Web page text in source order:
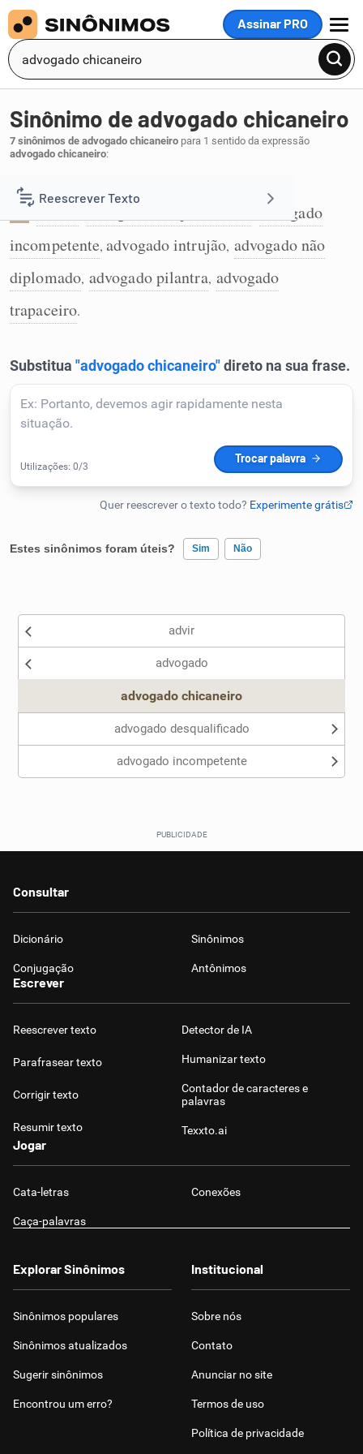
Assinar PRO
MENU
Reescrever Texto
Resumir Texto
Corrigir Texto
Humanizador de IA
Cata-letras
Sinônimo de advogado chicaneiro
7 sinônimos de advogado chicaneiro para 1 sentido da expressão
advogado chicaneiro:
Com sentido pejorativo:
advogado
incompetente,advogado intrujão, advogado não
diplomado, advogado pilantra, advogado
trapaceiro.
Estes sinônimos foram úteis? Sim Não
Nenhum dos sinônimos apresentados me ajudou
advir
advogado
advogado chicaneiro
advogado desqualificado
advogado incompetente
Consultar
Dicionário Sinônimos
Conjugação Antônimos
Escrever
Reescrever texto
Parafrasear texto
Corrigir texto
Resumir texto
Detector de IA
Humanizar texto
Contador de caracteres e
palavras
Texxto.ai
Jogar
Cata-letras Conexões
Caça-palavras
Explorar Sinônimos
Sinônimos populares
Sinônimos atualizados
Sugerir sinônimos
Encontrou um erro?
Institucional
Sobre nós
Contato
Anunciar no site
Termos de uso
Política de privacidade